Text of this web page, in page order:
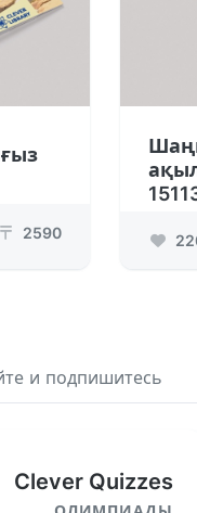
₸ 2590
и подпишитесь
Clever Quizzes